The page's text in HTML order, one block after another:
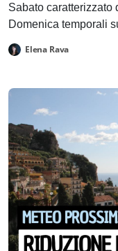
Sabato caratterizzato
Domenica temporali
Elena Rava